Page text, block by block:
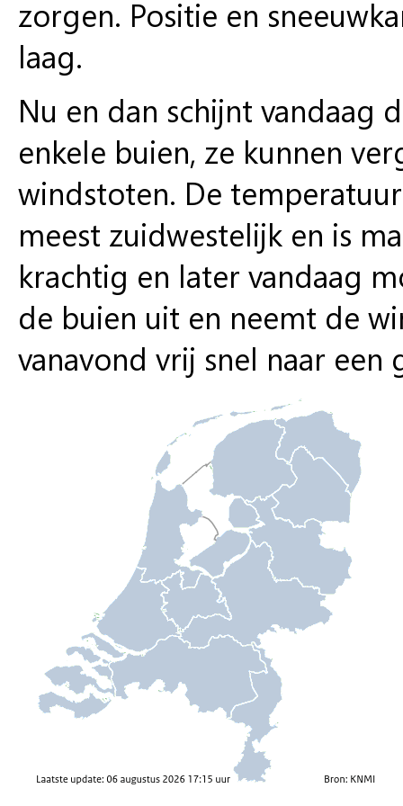
zorgen. Positie en
laag.
Nu en dan schijnt vandaag
enkele buien, ze kunnen
windstoten. De
meest zuidwestelijk en is
krachtig en later vandaag
de buien uit en neemt de
vanavond vrij snel naar een